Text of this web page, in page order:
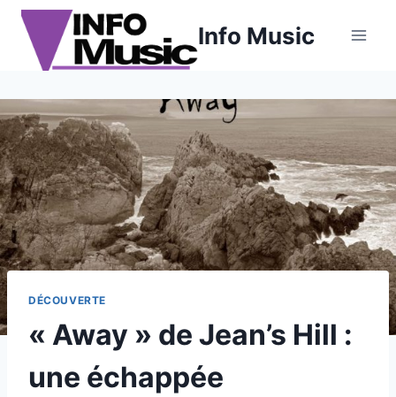
Aller
contenu
Info Music
DÉCOUVERTE
« Away » de Jean’s Hill :
une échappée